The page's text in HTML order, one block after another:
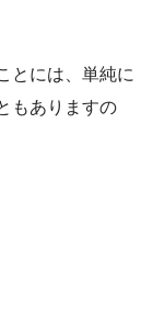
とには、単純に
もありますの